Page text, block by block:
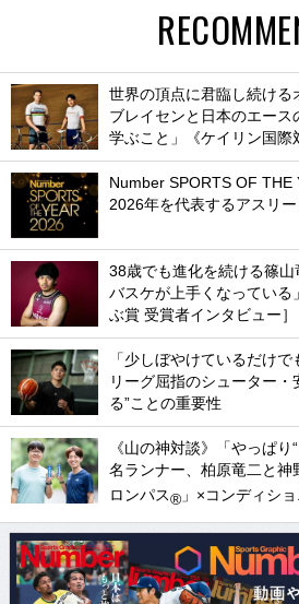
世界の頂点に君臨し続ける
ブレイセンと日本のエース
学ぶこと」《ケイリン国際
Number SPORTS OF THE
2026年を代表するアスリ
38歳でも進化を続ける篠
バスケが上手くなってい
ぶ賞 受賞者インタビュー］
「少しぼやけているだけ
リーグ屈指のシューター・
る”ことの重要性
《山の神対談》「やっぱ
名ランナー、柏原竜二と神
ロンパス® 」×コンディシ